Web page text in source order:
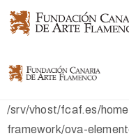
Principal
Mapas
/srv/vhost/fcaf.es/
framework/ova-
Principal
Colección